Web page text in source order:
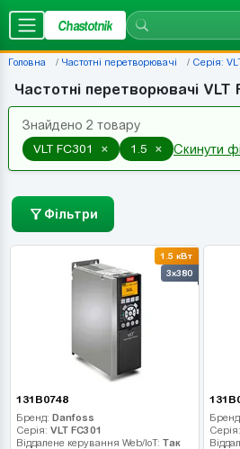
Chastotnik
Головна Частотні перетворювачі Серія:
Частотні перетворювачі VLT
Знайдено 2 товару
VLT FC301
× 1.5 × Скинути
Фільтри
1.5 кВт
3x380
131B0748
Бренд: Danfoss
Серія: VLT FC301
Віддалене керування Web/IoT: Так
Серія: